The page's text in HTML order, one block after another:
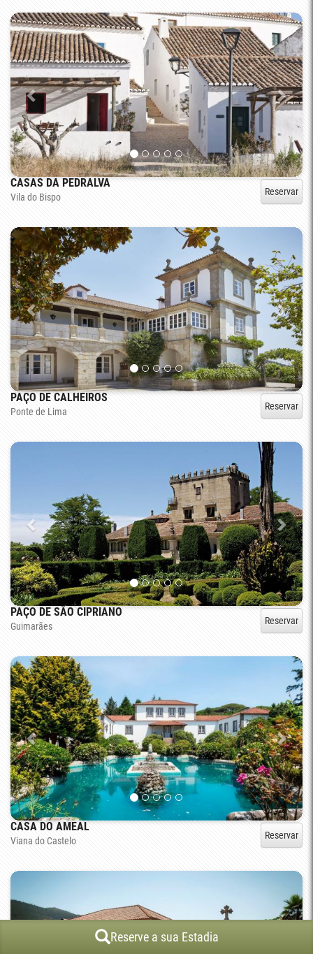
Reserve a sua Estadia
CASAS DA PEDRALVA
Vila do Bispo Reservar
PAÇO DE CALHEIROS
Ponte de Lima Reservar
PAÇO DE SÃO CIPRIANO
Guimarães Reservar
CASA DO AMEAL
Viana do Castelo Reservar